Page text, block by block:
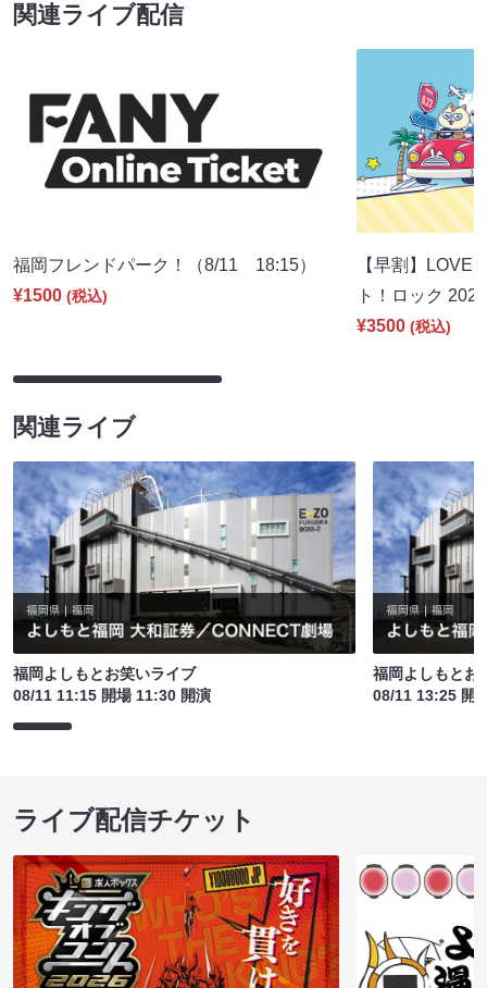
関連ライブ配信
福岡フレンドパーク！（8/11 18:15）
¥1500 (税込)
【早割】LOVE
ト！ロック
¥3500 (税込)
関連ライブ
福岡よしもとお笑いライブ
08/11 11:15 開場 11:30 開演
福岡よしもとお
08/11 13:25 開
ライブ配信チケット